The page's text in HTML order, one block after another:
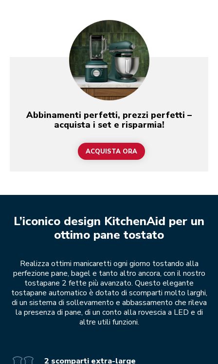
Abbinamenti perfetti, prezzi perfetti –
acquista i set e risparmia!
ACQUISTA ORA
L’iconico design KitchenAid per un
ottimo pane tostato
Realizza ottimi manicaretti ogni giorno tostando alla
perfezione pane, bagel e tanto altro ancora, con il nostro
tostapane 2 fette più avanzato. Questo elegante
tostapane automatico è dotato di scomparti molto larghi,
di un sistema di sollevamento e abbassamento che rileva
la presenza di pane, di un conto alla rovescia a LED e di
altre utili funzioni.
2 scomparti extra-large